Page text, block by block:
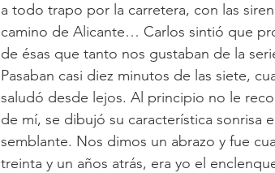
a todo trapo por la carretera, con las
camino de Alicante… Carlos sintió que
de ésas que tanto nos gustaban de la
Pasaban casi diez minutos de las siete,
saludó desde lejos. Al principio no le
de mí, se dibujó su característica sonrisa
semblante. Nos dimos un abrazo y fue
treinta y un años atrás, era yo el